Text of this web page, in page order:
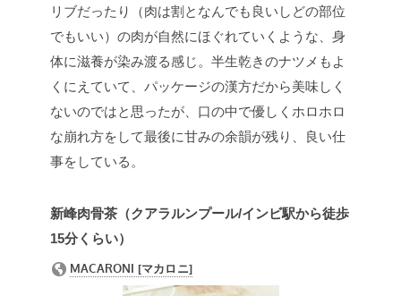
リブだったり（肉は割となんでも良いしどの部位
でもいい）の肉が自然にほぐれていくような、身
体に滋養が染み渡る感じ。半生乾きのナツメもよ
くにえていて、パッケージの漢方だから美味しく
ないのではと思ったが、口の中で優しくホロホロ
な崩れ方をして最後に甘みの余韻が残り、良い仕
事をしている。
新峰肉骨茶（クアラルンプール/インビ駅から徒歩
15分くらい）